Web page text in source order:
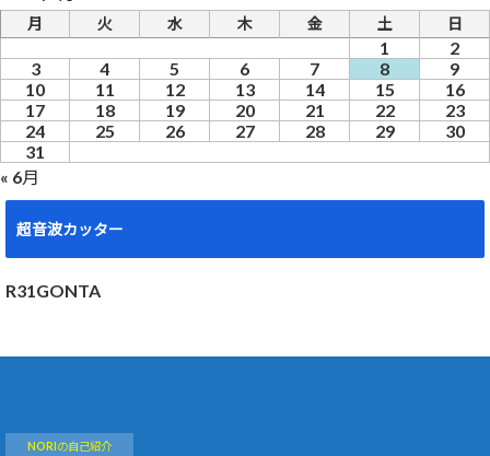
月
火 水 木 金 土 日
1
2
3
4 5 6 7 8
9
10
11 12 13 14 15
16
17
18 19 20 21 22
23
24
25 26 27 28 29
30
31
« 6月
超音波カッター
R31GONTA
NORIの自己紹介